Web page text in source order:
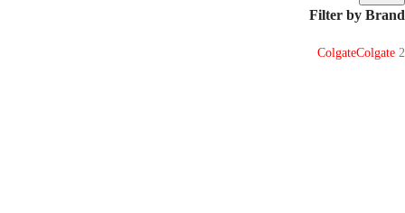
Filter by Brand
ColgateColgate 2